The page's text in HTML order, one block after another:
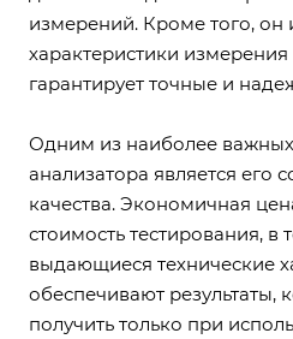
измерений. Кроме того, он
характеристики
гарантирует точные и
Одним из наиболее
анализатора является его
качества. Экономичная
стоимость тестирования, в
выдающиеся технические
обеспечивают результаты,
получить только при